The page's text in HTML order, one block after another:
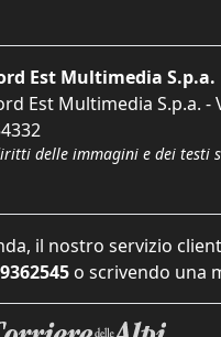
Est Multimedia S.p.a.
Est Multimedia S.p.a. -
delle immagini e dei testi
il nostro servizio
o scrivendo una